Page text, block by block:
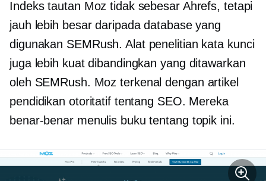
Indeks tautan Moz tidak sebesar Ahrefs, tetapi
jauh lebih besar daripada database yang
digunakan SEMRush. Alat penelitian kata kunci
juga lebih kuat dibandingkan yang ditawarkan
oleh SEMRush. Moz terkenal dengan artikel
pendidikan otoritatif tentang SEO. Mereka
benar-benar menulis buku tentang topik ini.